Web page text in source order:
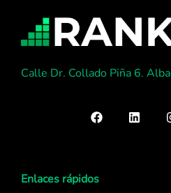
Calle Dr. Collado Piña 6.
Enlaces rápidos